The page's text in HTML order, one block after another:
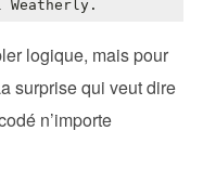
logique, mais pour
surprise qui veut dire
n’importe